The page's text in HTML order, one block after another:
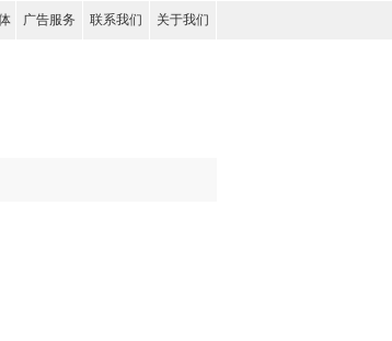
广告服务 联系我们 关于我们